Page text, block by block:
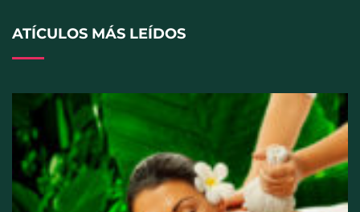
España
ATÍCULOS MÁS LEÍDOS